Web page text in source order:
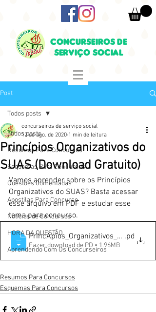
CONCURSEIROS DE
SERVIÇO SOCIAL
Post
Todos posts
Resumos Para Concursos
Esquemas Para Concursos
Questões Comentadas
Apostilas Para Concurso
Notícias de Concursos
HORA DA QUESTÃO
Aprendendo Com Os Concurseiros
Todos posts
Princípios Organizativos do
SUAS (Download Gratuito)
concurseiros de serviço social
12 de ago. de 2020 1 min de leitura
Vamos aprender sobre os Princípios
Organizativos do SUAS? Basta acessar
esse arquivo em PDF e estudar esse
tema para concurso.
PrincÃ­pios_Organizativos_do_SUAS_(2)
.pd
Fazer download de PD • 1.96MB
Resumos Para Concursos
Esquemas Para Concursos